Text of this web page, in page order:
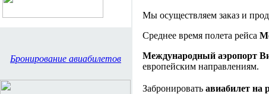
Бронирование авиабилетов
Мы осуществляем заказ и
Среднее время полета рейса
Международный аэропорт
европейским направлениям.
Забронировать авиабилет на